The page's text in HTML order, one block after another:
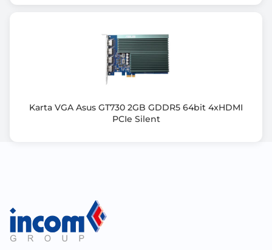
NVIDIA® Studio Driver
VR Ready
NVIDIA® Tensor Cores (AI) 5th Generation
PALIT ARGB SYNC EVO
Wymiary [S x W] (mm)
331,9 x 127,1
Karta VGA Asus GT730 2GB GDDR5 64bit 4xHDMI
PCIe Silent